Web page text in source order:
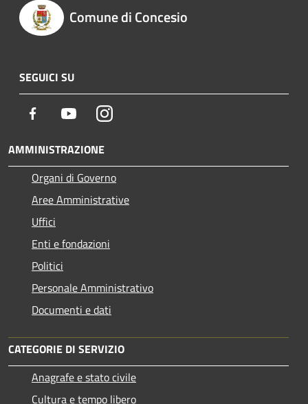
Comune di Concesio
SEGUICI SU
Facebook YoutubeInstagram
AMMINISTRAZIONE
Organi di Governo
Aree Amministrative
Uffici
Enti e fondazioni
Politici
Personale Amministrativo
Documenti e dati
CATEGORIE DI SERVIZIO
Anagrafe e stato civile
Cultura e tempo libero